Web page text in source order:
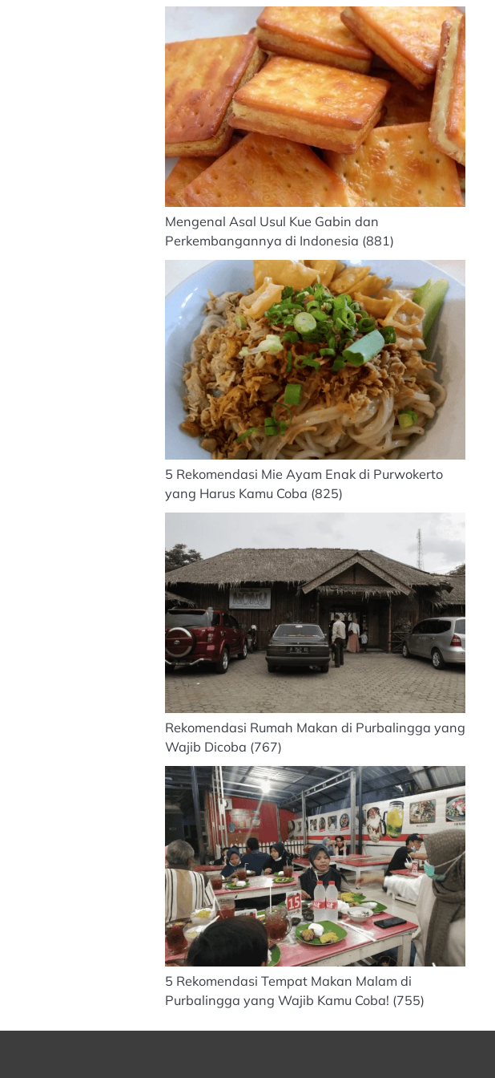
Mengenal Asal Usul Kue Gabin dan
Perkembangannya di Indonesia (881)
5 Rekomendasi Mie Ayam Enak di Purwokerto
yang Harus Kamu Coba (825)
Rekomendasi Rumah Makan di Purbalingga yang
Wajib Dicoba (767)
5 Rekomendasi Tempat Makan Malam di
Purbalingga yang Wajib Kamu Coba! (755)